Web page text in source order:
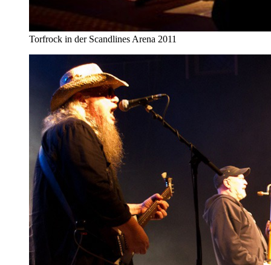
Torfrock in der Scandlines Arena 2011